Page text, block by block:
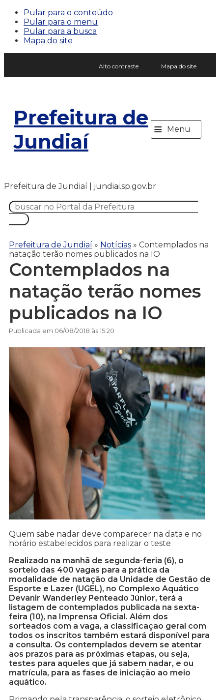
Pular para o conteúdo
Pular para o menu
Pular para a busca
Mapa do site
Alto contraste Mapa do site
Prefeitura de
Jundiaí
≡ Menu
Prefeitura de Jundiaí | jundiai.sp.gov.br
Prefeitura de Jundiaí » Notícias » Contemplados na
natação terão nomes publicados na IO
Contemplados na
natação terão nomes
publicados na IO
Publicada em 06/08/2018 às 15:20
Quem sabe nadar deve comparecer na data e no
horário estabelecidos para realizar o teste
Realizado na manhã de segunda-feria (6), o
sorteio das 400 vagas para a prática da
modalidade de natação da Unidade de Gestão de
Esporte e Lazer (UGEL), no Complexo Aquático
Devanir Wanderley Penteado Júnior, terá a
listagem de contemplados publicada na sexta-
feira (10), na Imprensa Oficial. Além dos
sorteados com a vaga, a classificação geral com
todos os inscritos também estará disponível para
a consulta. Os contemplados devem se atentar
aos prazos para as próximas etapas, ou seja,
testes para aqueles que já sabem nadar, e ou
matrícula, para as fases de iniciação ao meio
aquático.